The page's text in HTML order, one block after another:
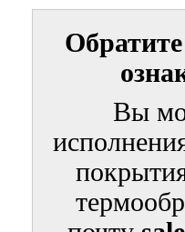
Вы